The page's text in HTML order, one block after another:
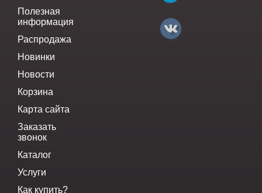
Полезная
информация
Распродажа
Новинки
Новости
Корзина
Карта сайта
Заказать
звонок
Каталог
Услуги
Как купить?